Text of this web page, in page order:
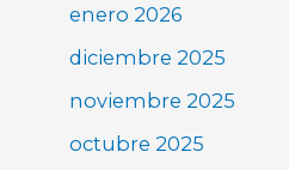
enero 2026
diciembre 2025
noviembre 2025
octubre 2025